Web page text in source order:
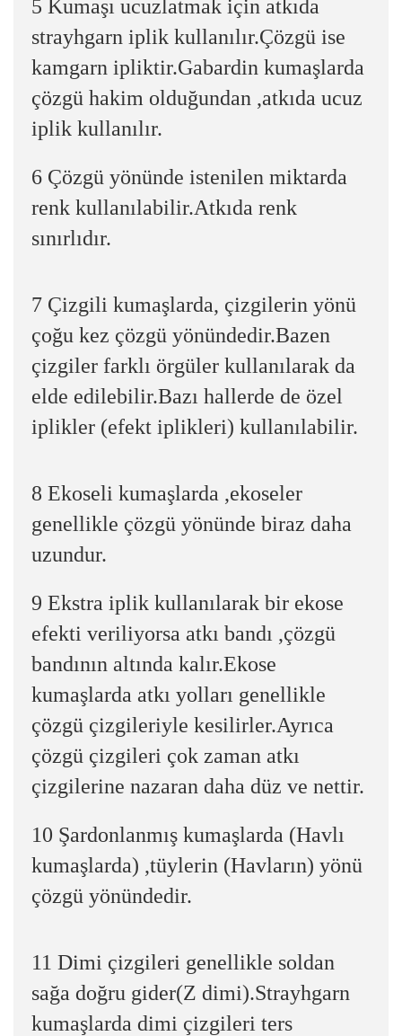
5 Kumaşı ucuzlatmak için atkıda
strayhgarn iplik kullanılır.Çözgü ise
kamgarn ipliktir.Gabardin kumaşlarda
çözgü hakim olduğundan ,atkıda ucuz
iplik kullanılır.
6 Çözgü yönünde istenilen miktarda
renk kullanılabilir.Atkıda renk
sınırlıdır.
7 Çizgili kumaşlarda, çizgilerin yönü
çoğu kez çözgü yönündedir.Bazen
çizgiler farklı örgüler kullanılarak da
elde edilebilir.Bazı hallerde de özel
iplikler (efekt iplikleri) kullanılabilir.
8 Ekoseli kumaşlarda ,ekoseler
genellikle çözgü yönünde biraz daha
uzundur.
9 Ekstra iplik kullanılarak bir ekose
efekti veriliyorsa atkı bandı ,çözgü
bandının altında kalır.Ekose
kumaşlarda atkı yolları genellikle
çözgü çizgileriyle kesilirler.Ayrıca
çözgü çizgileri çok zaman atkı
çizgilerine nazaran daha düz ve nettir.
10 Şardonlanmış kumaşlarda (Havlı
kumaşlarda) ,tüylerin (Havların) yönü
çözgü yönündedir.
11 Dimi çizgileri genellikle soldan
sağa doğru gider(Z dimi).Strayhgarn
kumaşlarda dimi çizgileri ters